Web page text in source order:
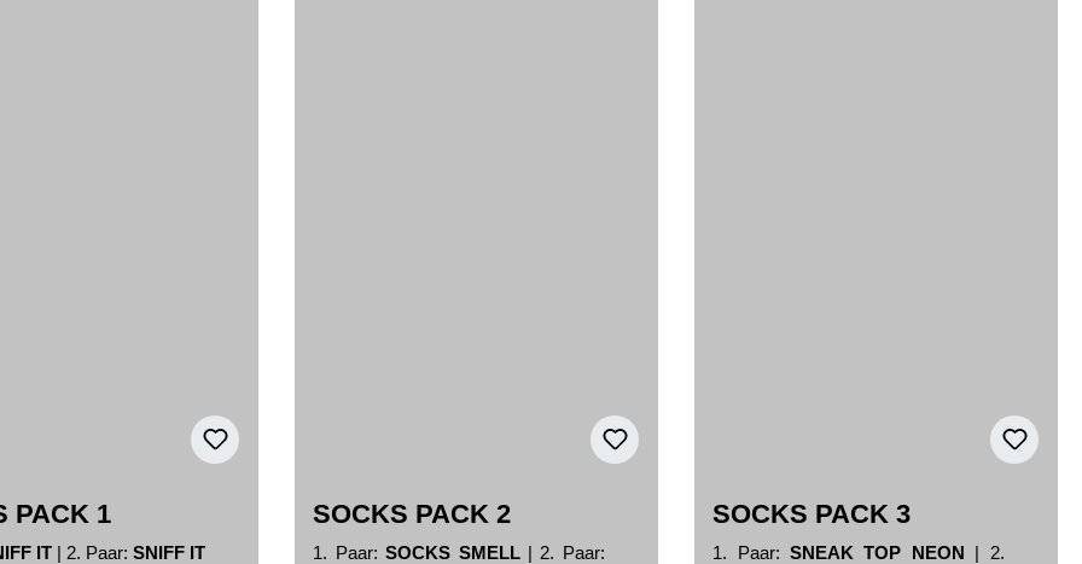
PACK 1
IT | 2. Paar: SNIFF IT
SOCKS PACK 2
1. Paar: SOCKS SMELL | 2. Paar:
SOCKS PACK 3
1. Paar: SNEAK TOP NEON |